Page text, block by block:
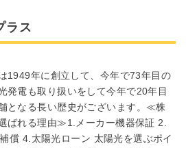
ラス
1949年に創立して、今年で73年目の
発電も取り扱いをして今年で20年目
となる長い歴史がございます。≪株
ばれる理由≫1.メーカー機器保証 2.
償 4.太陽光ローン 太陽光を選ぶポイ